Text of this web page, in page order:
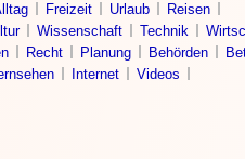
Freizeit Urlaub
Reisen
Wissenschaft Technik
Recht Planung Behörden
Internet Videos